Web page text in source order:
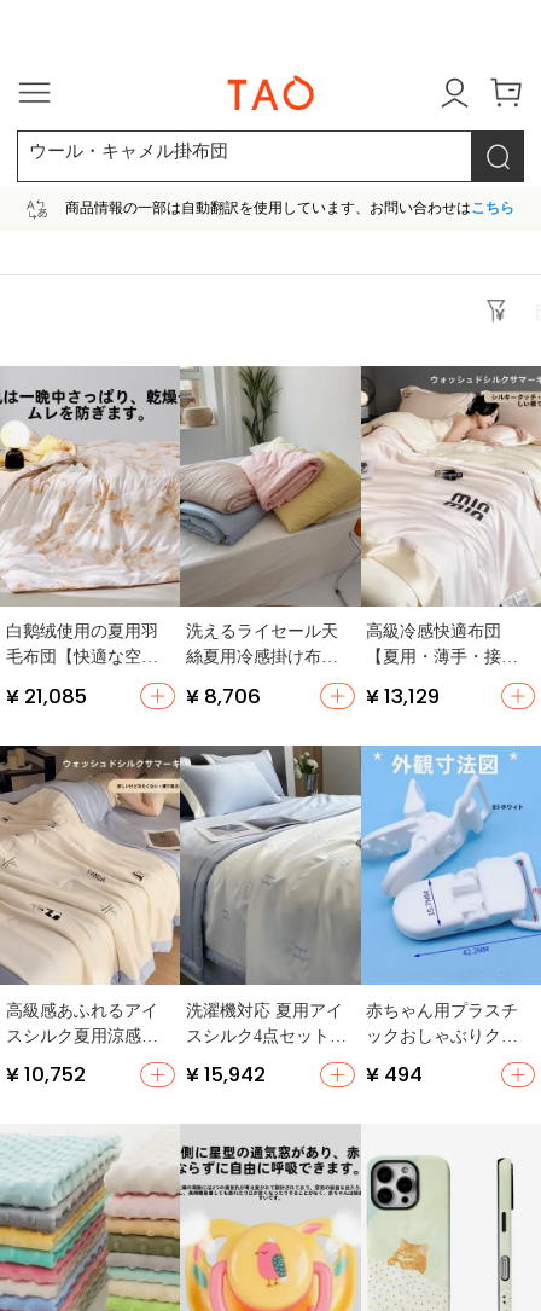
ウール・キャメル掛布団
商品情報の一部は自動翻訳を使用しています、お問い合わせはこちら
白鹅绒使用の夏用羽
毛布団【快適な空調
¥ 21,085
洗えるライセール天
絲夏用冷感掛け布団
【シングル／ダブル
対応・滑らかな肌触
¥ 8,706
高級冷感快適布団
【夏用・薄手・接触
（セットアップ対
¥ 13,129
高級感あふれるアイ
スシルク夏用涼感ケ
ット【夏用・空調対
応・洗える】（セッ
¥ 10,752
洗濯機対応 夏用アイ
スシルク4点セット
用・シングルサイ
¥ 15,942
赤ちゃん用プラスチ
ックおしゃぶりクリ
ップ【手作りDIY・落
下防止・おもちゃ
¥ 494